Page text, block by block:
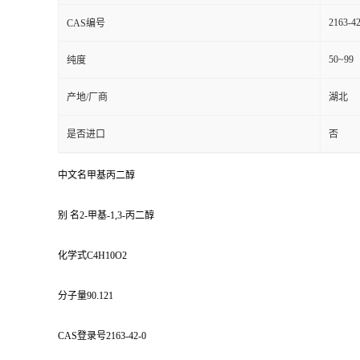
CAS编号 2163-
纯度 50~99
产地/厂商 湖北
是否进口 否
中文名甲基丙二醇
别 名2-甲基-1,3-丙二醇
化学式C4H10O2
分子量90.121
CAS登录号2163-42-0